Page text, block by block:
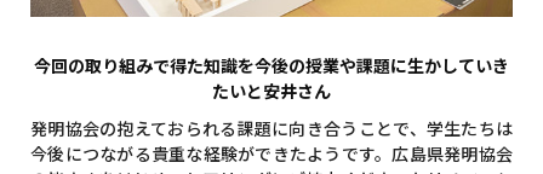
今回の取り組みで得た知識を今後の授業や課題に生かしていき
たいと安井さん
発明協会の抱えておられる課題に向き合うことで、学生たちは
今後につながる貴重な経験ができたようです。広島県発明協会